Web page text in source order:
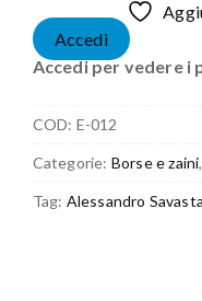
Accedi
Accedi per vedere i
COD: E-012
Categorie: Borse e zaini,
Tag: Alessandro